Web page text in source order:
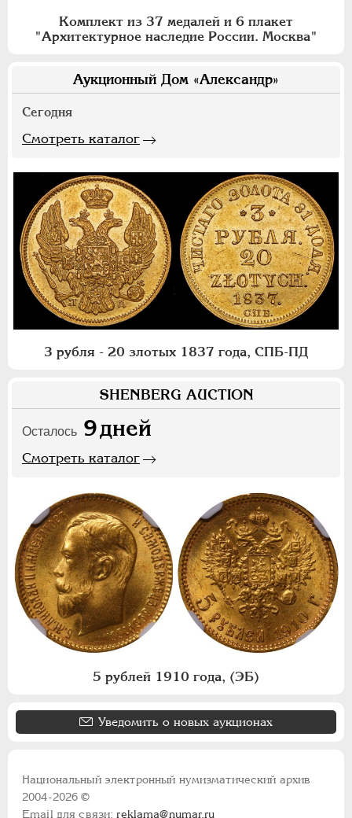
Комплект из 37 медалей и 6 плакет
"Архитектурное наследие России. Москва"
Аукционный Дом «Александр»
Сегодня
Смотреть каталог
3 рубля - 20 злотых 1837 года, СПБ-ПД
SHENBERG AUCTION
Осталось 9дней
Смотреть каталог
5 рублей 1910 года, (ЭБ)
Уведомить о новых аукционах
Национальный электронный нумизматический архив
2004-2026 ©
Email для связи:reklama@numar.ru